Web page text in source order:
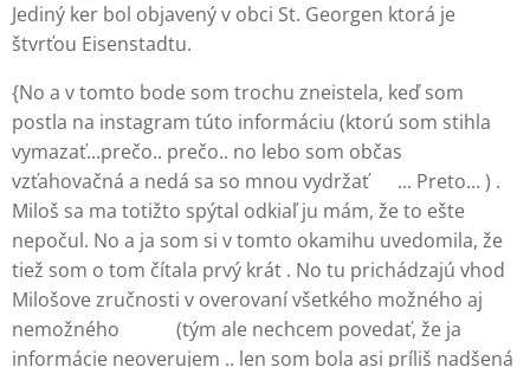
Jediný ker bol objavený v obci St. Georgen ktorá je
štvrťou Eisenstadtu.
{No a v tomto bode som trochu zneistela, keď som
postla na instagram túto informáciu (ktorú som stihla
vymazať...prečo.. prečo.. no lebo som občas
vzťahovačná a nedá sa so mnou vydržať 🙈... Preto... ) .
Miloš sa ma totižto spýtal odkiaľ ju mám, že to ešte
nepočul. No a ja som si v tomto okamihu uvedomila, že
tiež som o tom čítala prvý krát . No tu prichádzajú vhod
Milošove zručnosti v overovaní všetkého možného aj
nemožného 😄🙏🏻 (tým ale nechcem povedať, že ja
informácie neoverujem .. len som bola asi príliš nadšená